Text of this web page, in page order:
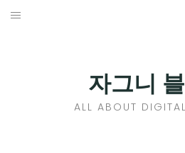
Skip
자그니
ALL ABOUT